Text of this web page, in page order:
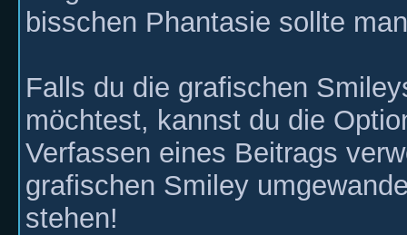
bisschen Phantasie sollte
Falls du die grafischen
möchtest, kannst du die
Verfassen eines Beitrags
grafischen Smiley
stehen!